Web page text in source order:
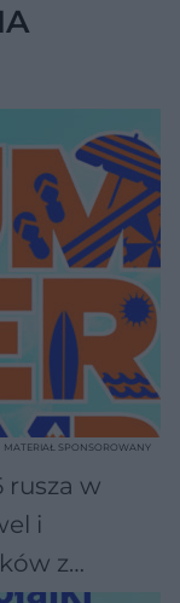
rusza w
i
z
MATERIAŁ SPONSOROWANY